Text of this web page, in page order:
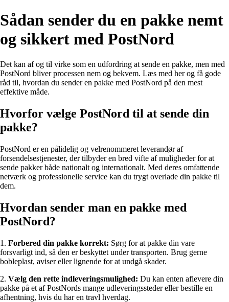
Sådan sender du en pakke nemt
og sikkert med PostNord
Det kan af og til virke som en udfordring at sende en pakke, men med
PostNord bliver processen nem og bekvem. Læs med her og få gode
råd til, hvordan du sender en pakke med PostNord på den mest
effektive måde.
Hvorfor vælge PostNord til at sende din
pakke?
PostNord er en pålidelig og velrenommeret leverandør af
forsendelsestjenester, der tilbyder en bred vifte af muligheder for at
sende pakker både nationalt og internationalt. Med deres omfattende
netværk og professionelle service kan du trygt overlade din pakke til
dem.
Hvordan sender man en pakke med
PostNord?
1. Forbered din pakke korrekt: Sørg for at pakke din vare
forsvarligt ind, så den er beskyttet under transporten. Brug gerne
bobleplast, aviser eller lignende for at undgå skader.
2. Vælg den rette indleveringsmulighed: Du kan enten aflevere din
pakke på et af PostNords mange udleveringssteder eller bestille en
afhentning, hvis du har en travl hverdag.